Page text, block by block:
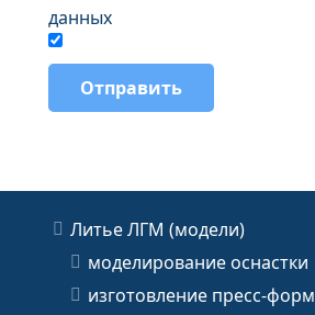
данных
Литье ЛГМ (модели)
моделирование оснастки
изготовление пресс-форм